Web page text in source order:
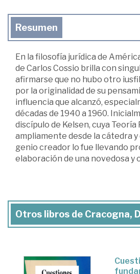
Resumen
En la filosofía jurídica de
de Carlos Cossio brilla con
afirmarse que no hubo otro
por la originalidad de su
influencia que alcanzó,
décadas de 1940 a 1960.
discípulo de Kelsen, cuya Teoría
ampliamente desde la cátedra y
genio creador lo fue llevando
elaboración de una novedosa y
Otros libros de Cracogna,